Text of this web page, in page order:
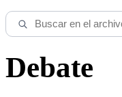
Debate